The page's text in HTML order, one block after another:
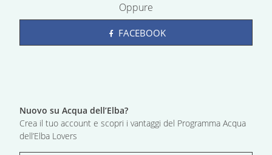
Oppure
FACEBOOK
Nuovo su Acqua dell’Elba?
Crea il tuo account e scopri i vantaggi del Programma Acqua
dell’Elba Lovers